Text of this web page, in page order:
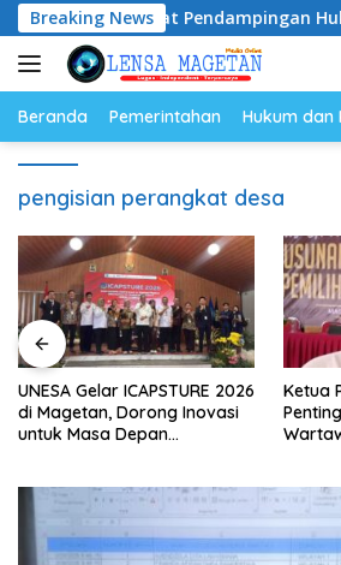
Langsung
ke
konten
Breaking News
Perkuat Pendampingan Hukum
Beranda Pemerintahan Hukum dan
pengisian perangkat desa
UNESA Gelar ICAPSTURE 2026
di Magetan, Dorong Inovasi
untuk Masa Depan
Ketua